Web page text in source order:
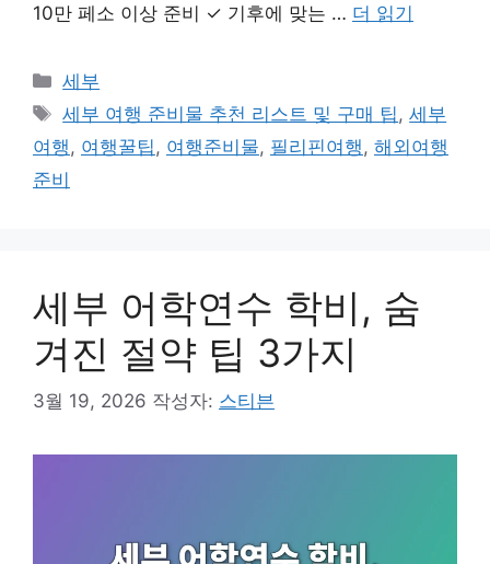
10만 페소 이상 준비 ✓ 기후에 맞는 … 더 읽기
카
테
고
리
세부
태
그
세부 여행 준비물 추천 리스트 및 구매 팁 ,세부
여행 , 여행꿀팁 , 여행준비물, 필리핀여행 , 해외여행
준비
세부 어학연수 학비, 숨
겨진 절약 팁 3가지
3월 19, 2026 작성자: 스티븐